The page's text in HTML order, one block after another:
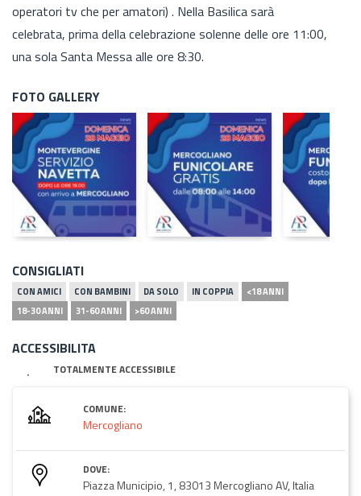
operatori tv che per amatori) . Nella Basilica sarà
celebrata, prima della celebrazione solenne delle ore 11:00,
una sola Santa Messa alle ore 8:30.
FOTO GALLERY
CONSIGLIATI
CON AMICI CON BAMBINI DA SOLO IN COPPIA
<18 ANNI
18-30 ANNI
31-60 ANNI >60 ANNI
ACCESSIBILITA
TOTALMENTE ACCESSIBILE
COMUNE:
Mercogliano
DOVE:
Piazza Municipio, 1, 83013 Mercogliano AV, Italia